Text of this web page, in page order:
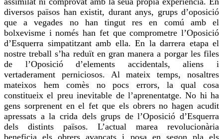
diversos països han existit, durant anys, grups d’oposició
que a vegades no han tingutres en comú amb el
bolxevisme i només han fet que comprometre l’Oposició
d’Esquerra simpatitzant amb ella. En la darrera etapa el
nostre treball s’ha reduït en gran manera a porgar les files
de l’Oposició d’elements accidentals, aliens i
vertaderament perniciosos. Al mateix temps, nosaltres
mateixos hem comès no pocs errors, la qual cosa
constitueix el preu inevitable de l’aprenentatge. No hi ha
gens sorprenent en el fet que els obrers no hagen acudit
apressats a la cridadels grups de l’Oposició d’Esquerra
dels distints països. L’actual marea revolucionària